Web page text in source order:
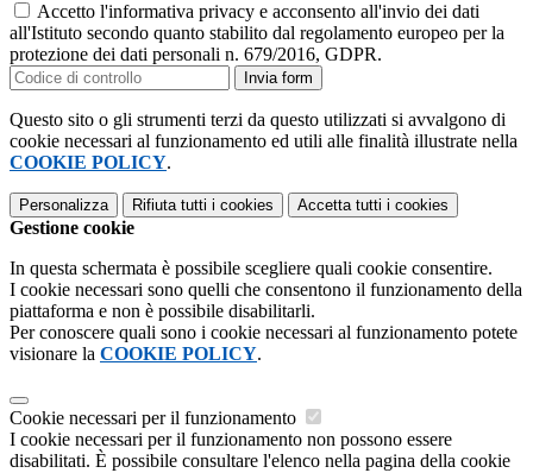
Accetto l'informativa privacy e acconsento all'invio dei dati
all'Istituto secondo quanto stabilito dal regolamento europeo per la
protezione dei dati personali n. 679/2016, GDPR.
Invia form
Questo sito o gli strumenti terzi da questo utilizzati si avvalgono di
cookie necessari al funzionamento ed utili alle finalità illustrate nella
COOKIE POLICY.
Personalizza Rifiuta tutti i cookies Accetta tutti i cookies
Gestione cookie
In questa schermata è possibile scegliere quali cookie consentire.
I cookie necessari sono quelli che consentono il funzionamento della
piattaforma e non è possibile disabilitarli.
Per conoscere quali sono i cookie necessari al funzionamento potete
visionare la COOKIE POLICY.
Cookie necessari per il funzionamento
I cookie necessari per il funzionamento non possono essere
disabilitati. È possibile consultare l'elenco nella pagina della cookie